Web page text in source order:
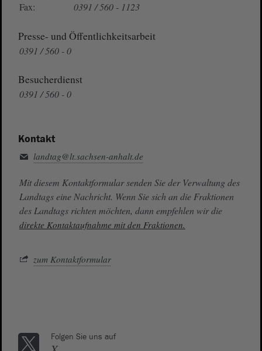
Fax:
0391 / 560 - 1123
Presse- und Öffentlichkeitsarbeit
0391 / 560 - 0
Besucherdienst
0391 / 560 - 0
Kontakt
landtag@lt.sachsen-anhalt.de
Mit diesem Kontaktformular senden Sie der Verwaltung des
Landtags eine Nachricht. Wenn Sie sich an die Fraktionen
des Landtags richten möchten, dann empfehlen wir die
direkte Kontaktaufnahme mit den Fraktionen.
zum Kontaktformular
Folgen Sie uns auf